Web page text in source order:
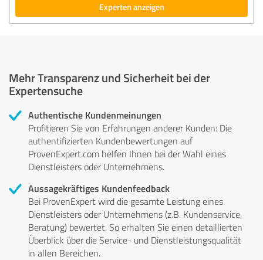
Experten anzeigen
Mehr Transparenz und Sicherheit bei der
Expertensuche
Authentische Kundenmeinungen
Profitieren Sie von Erfahrungen anderer Kunden: Die
authentifizierten Kundenbewertungen auf
ProvenExpert.com helfen Ihnen bei der Wahl eines
Dienstleisters oder Unternehmens.
Aussagekräftiges Kundenfeedback
Bei ProvenExpert wird die gesamte Leistung eines
Dienstleisters oder Unternehmens (z.B. Kundenservice,
Beratung) bewertet. So erhalten Sie einen detaillierten
Überblick über die Service- und Dienstleistungsqualität
in allen Bereichen.